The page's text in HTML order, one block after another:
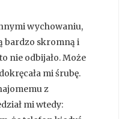
wychowaniu,
bardzo skromną i
nie odbijało. Może
mi śrubę.
z
mi wtedy: